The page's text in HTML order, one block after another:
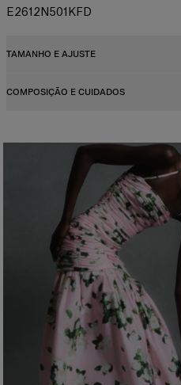
E2612N501KFD
TAMANHO E AJUSTE
Corte justo até a cintura, barra
A modelo mede 177 cm/5’9” e
(78,7 cm)
61 cm
35,5 pol.
COMPOSIÇÃO E CUIDADOS
Instruções de lavagem
Lave somente a seco
Produzido nos